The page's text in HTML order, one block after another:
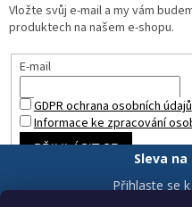
Vložte svůj e-mail a my vám
produktech na našem e-shopu.
E-mail
GDPR ochrana osobních údajů
Informace ke zpracování
PŘIHLÁSIT SE
Sleva
Přihlaste se